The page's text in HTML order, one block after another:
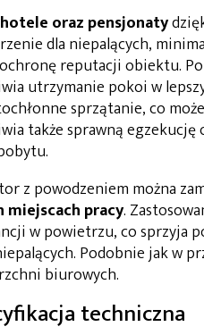
hotele oraz pensjonaty
dla niepalących,
reputacji obiektu.
utrzymanie pokoi w
sprzątanie, co
także sprawną
z powodzeniem można
miejscach pracy.
w powietrzu, co sprzyja
Podobnie jak w
biurowych.
techniczna